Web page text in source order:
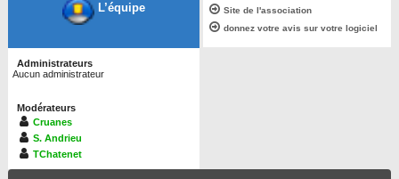
L’équipe
Administrateurs
Aucun administrateur
Modérateurs
Cruanes
S. Andrieu
TChatenet
Site de l'association
donnez votre avis sur votre logiciel